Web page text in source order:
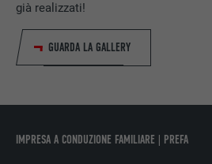
già realizzati!
GUARDA LA GALLERY
IMPRESA A CONDUZIONE FAMILIARE | PREFA
l’efficacia di una
pubblicitario mirato